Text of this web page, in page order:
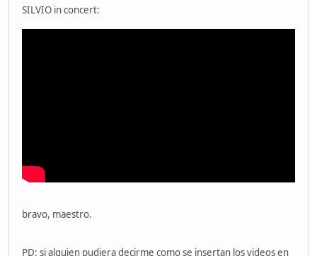
SILVIO in concert:
bravo, maestro.
PD: si alguien pudiera decirme como se insertan los videos en